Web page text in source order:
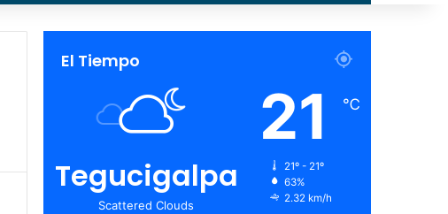
por
El Tiempo
Tegucigalpa
Scattered Clouds
21 ℃
21º - 21º
63%
2.32 km/h